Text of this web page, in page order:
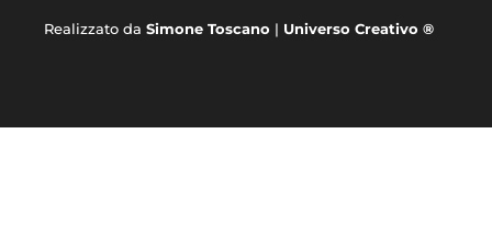
Realizzato da Simone Toscano | Universo Creativo ®